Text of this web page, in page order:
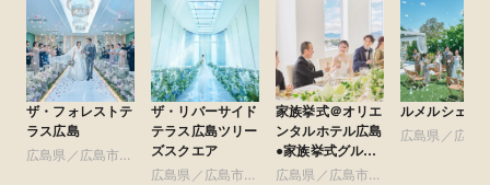
ザ・フォレストテ
ラス広島
広島県／広島市・
ザ・リバーサイド
テラス広島ツリー
ズスクエア
広島県／広島市・
家族挙式＠オリエ
ンタルホテル広島
●家族挙式グルー
プ
広島県／広島市・
ルメルシェ元
広島県／広島